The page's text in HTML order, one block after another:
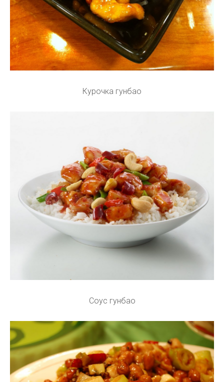
Курочка гунбао
Соус гунбао